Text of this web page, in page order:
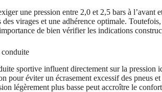
une pression entre 2,0 et 2,5 bars à l’avant
virages et une adhérence optimale.
de bien vérifier les indications
conduite
sportive influent directement sur la pression
pour éviter un écrasement excessif des pneus
légèrement plus basse peut accroître le